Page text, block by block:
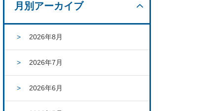
月別アーカイブ
2026年8月
2026年7月
2026年6月